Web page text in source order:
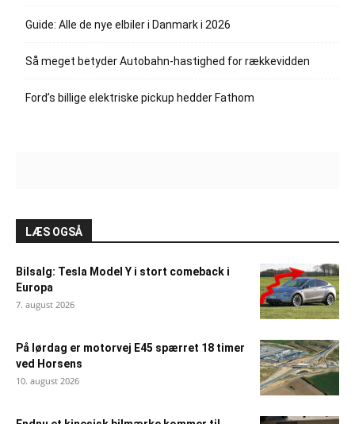
Guide: Alle de nye elbiler i Danmark i 2026
Så meget betyder Autobahn-hastighed for rækkevidden
Ford’s billige elektriske pickup hedder Fathom
LÆS OGSÅ
Bilsalg: Tesla Model Y i stort comeback i
Europa
7. august 2026
På lørdag er motorvej E45 spærret 18 timer
ved Horsens
10. august 2026